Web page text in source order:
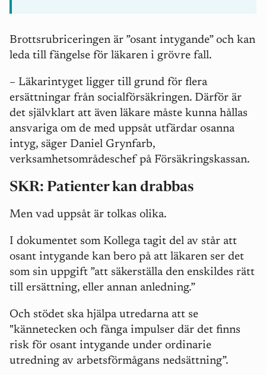
Brottsrubriceringen är ”osant intygande” och kan
leda till fängelse för läkaren i grövre fall.
– Läkarintyget ligger till grund för flera
ersättningar från socialförsäkringen. Därför är
det självklart att även läkare måste kunna hållas
ansvariga om de med uppsåt utfärdar osanna
intyg, säger Daniel Grynfarb,
verksamhetsområdeschef på Försäkringskassan.
SKR: Patienter kan drabbas
Men vad uppsåt är tolkas olika.
I dokumentet som Kollega tagit del av står att
osant intygande kan bero på att läkaren ser det
som sin uppgift ”att säkerställa den enskildes rätt
till ersättning, eller annan anledning.”
Och stödet ska hjälpa utredarna att se
"kännetecken och fånga impulser där det finns
risk för osant intygande under ordinarie
utredning av arbetsförmågans nedsättning”.